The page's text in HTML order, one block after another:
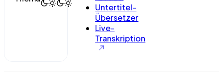
Untertitel-
Übersetzer
Live-
Transkription